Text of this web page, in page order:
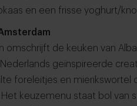
en een frisse yoghurt/
omschrijft de keuken van
geïnspireerde
foreleitjes en
keuzemenu staat bol van